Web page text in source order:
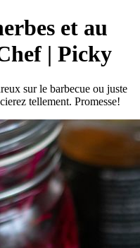
et au
| Picky
sur le barbecue ou juste
tellement. Promesse!